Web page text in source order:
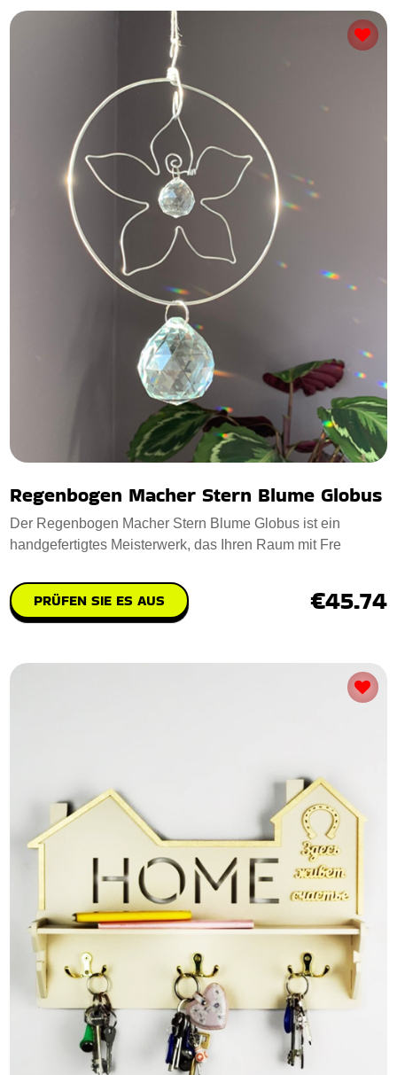
Regenbogen Macher Stern Blume Globus
Der Regenbogen Macher Stern Blume Globus ist ein
handgefertigtes Meisterwerk, das Ihren Raum mit Fre
PRÜFEN SIE ES AUS €45.74